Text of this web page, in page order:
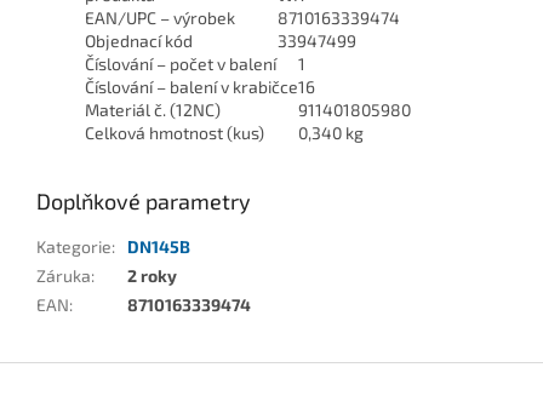
EAN/UPC – výrobek
8710163339474
Objednací kód
33947499
Číslování – počet v balení
1
Číslování – balení v krabičce16
Materiál č. (12NC)
911401805980
Celková hmotnost (kus)
0,340 kg
Doplňkové parametry
Kategorie:
DN145B
Záruka:
2 roky
EAN: 8710163339474